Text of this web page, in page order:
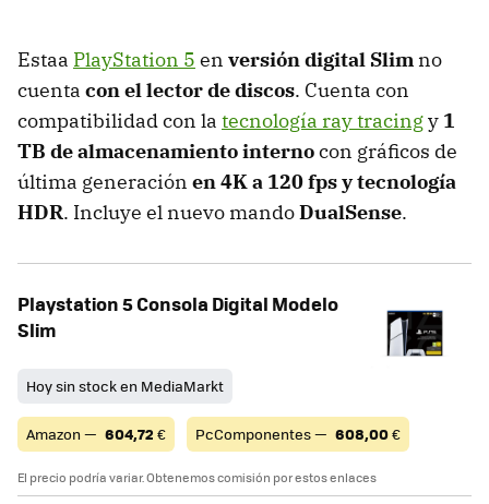
Estaa PlayStation 5 en versión digital Slim no
cuenta con el lector de discos. Cuenta con
compatibilidad con la tecnología ray tracingy 1
TB de almacenamiento internocon gráficos de
última generación en 4K a 120 fps y tecnología
HDR. Incluye el nuevo mandoDualSense.
Playstation 5 Consola Digital Modelo
Slim
Hoy sin stock en MediaMarkt
Amazon — 604,72 € PcComponentes — 608,00€
El precio podría variar. Obtenemos comisión por estos enlaces